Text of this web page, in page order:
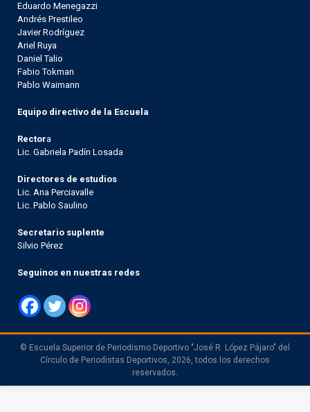
Eduardo Menegazzi
Andrés Prestileo
Javier Rodríguez
Ariel Ruya
Daniel Talio
Fabio Tokman
Pablo Waimann
Equipo directivo de la Escuela
Rectora
Lic. Gabriela Padín Losada
Directores de estudios
Lic. Ana Perciavalle
Lic. Pablo Saulino
Secretario suplente
Silvio Pérez
Seguinos en nuestras redes
© Escuela Superior de Periodismo Deportivo "José R. López Pájaro" del
Círculo de Periodistas Deportivos, 2026, todos los derechos
reservados.